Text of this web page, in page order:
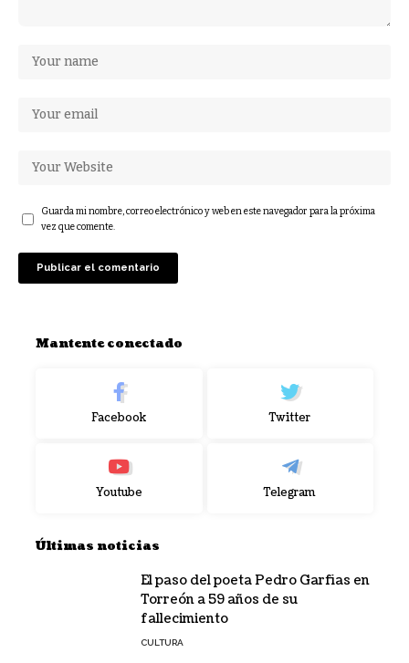
Guarda mi nombre, correo electrónico y web en este navegador para la próxima
vez que comente.
Mantente conectado
Facebook Twitter
Youtube Telegram
Últimas noticias
El paso del poeta Pedro Garfias en
Torreón a 59 años de su
fallecimiento
CULTURA